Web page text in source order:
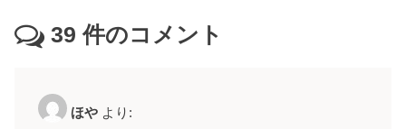
39 件のコメント
ほや より: